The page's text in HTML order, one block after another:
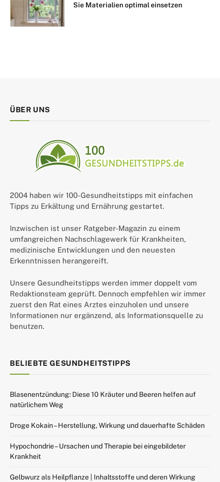
Sie Materialien optimal einsetzen
ÜBER UNS
2004 haben wir 100-Gesundheitstipps mit einfachen
Tipps zu Erkältung und Ernährung gestartet.
Inzwischen ist unser Ratgeber-Magazin zu einem
umfangreichen Nachschlagewerk für Krankheiten,
medizinische Entwicklungen und den neuesten
Erkenntnissen herangereift.
Unsere Gesundheitstipps werden immer doppelt vom
Redaktionsteam geprüft. Dennoch empfehlen wir immer
zuerst den Rat eines Arztes einzuholen und unsere
Informationen nur ergänzend, als Informationsquelle zu
benutzen.
BELIEBTE GESUNDHEITSTIPPS
Blasenentzündung: Diese 10 Kräuter und Beeren helfen auf
natürlichem Weg
Droge Kokain – Herstellung, Wirkung und dauerhafte Schäden
Hypochondrie – Ursachen und Therapie bei eingebildeter
Krankheit
Gelbwurz als Heilpflanze | Inhaltsstoffe und deren Wirkung